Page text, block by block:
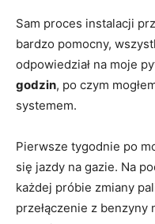
Sam proces instalacji
bardzo pomocny,
odpowiedział⁢ na moje
godzin, po ⁣czym
systemem.
Pierwsze tygodnie po
⁣się jazdy na gazie. Na
każdej próbie zmiany
przełączenie z benzyny